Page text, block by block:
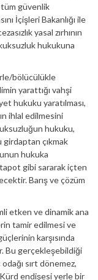
tüm güvenlik
İçişleri Bakanlığı ile
yasal zırhının
hukukuna
bölücülükle
yarattığı vahşi
hukuku yaratılması,
ihlal edilmesini
hukuku,
çıkmak
hukuka
gibi sararak içten
Barış ve çözüm
etken ve dinamik ana
tamir edilmesi ve
karşısında
Bu gerçekleşebildiği
sırt dönemez,
Kürd endişesi yerle bir